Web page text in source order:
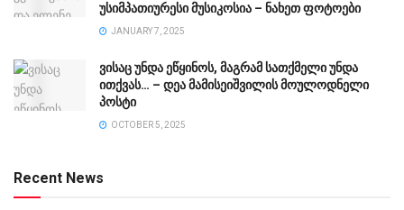
უსიმპათიურესი მუსიკოსია – ნახეთ ფოტოები
JANUARY 7, 2025
ვისაც უნდა ეწყინოს, მაგრამ სათქმელი უნდა
ითქვას… – დეა მამისეიშვილის მოულოდნელი
პოსტი
OCTOBER 5, 2025
Recent News